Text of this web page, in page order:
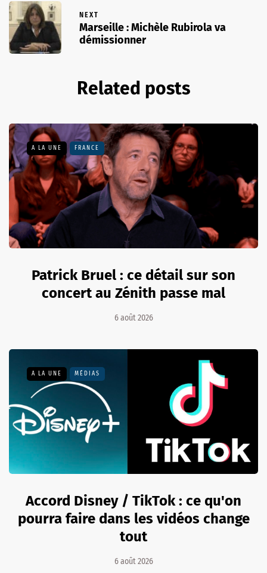
NEXT
Marseille : Michèle Rubirola va
démissionner
Related posts
A LA UNE FRANCE
Patrick Bruel : ce détail sur son
concert au Zénith passe mal
6 août 2026
A LA UNE MÉDIAS
Accord Disney / TikTok : ce qu'on
pourra faire dans les vidéos change
tout
6 août 2026